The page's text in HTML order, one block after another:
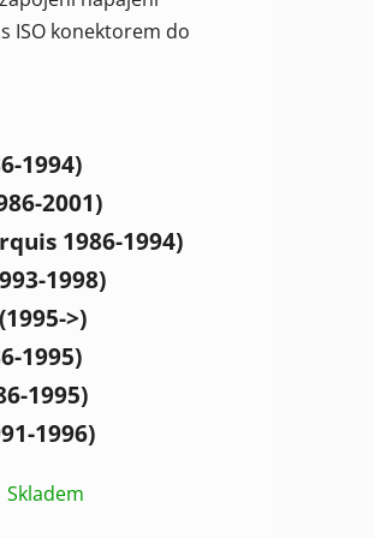
ISO konektorem do
1994)
2001)
1986-1994)
1998)
>)
1995)
1995)
1996)
Skladem